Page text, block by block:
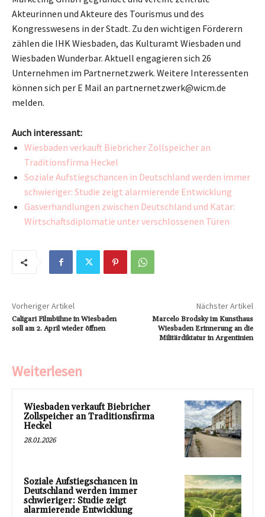
Akteurinnen und Akteure des Tourismus und des
Kongresswesens in der Stadt. Zu den wichtigen Förderern
zählen die IHK Wiesbaden, das Kulturamt Wiesbaden und
Wiesbaden Wunderbar. Aktuell engagieren sich 26
Unternehmen im Partnernetzwerk. Weitere Interessenten
können sich per E Mail an partnernetzwerk@wicm.de
melden.
Auch interessant:
Wiesbaden verkauft Biebricher Zollspeicher an
Traditionsfirma Heckel
Soziale Aufstiegschancen in Deutschland werden immer
schwieriger: Studie zeigt alarmierende Entwicklung
Gasverhandlungen zwischen Deutschland und Katar:
Wirtschaftsdiplomatie unter verschlossenen Türen
Vorheriger Artikel
Caligari Filmbühne in Wiesbaden
soll am 2. April wieder öffnen
Nächster Artikel
Marcelo Brodsky im Kunsthaus
Wiesbaden Erinnerung an die
Militärdiktatur in Argentinien
Weiterlesen
Wiesbaden verkauft Biebricher
Zollspeicher an Traditionsfirma
Heckel
28.01.2026
Soziale Aufstiegschancen in
Deutschland werden immer
schwieriger: Studie zeigt
alarmierende Entwicklung